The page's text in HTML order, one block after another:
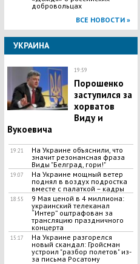
добровольцах
ВСЕ НОВОСТИ »
УКРАИНА
19:59
Порошенко
заступился за
хорватов
Виду и
Вукоевича
19:21
На Украине объяснили, что
значит резонансная фраза
Виды "Белград, гори!"
19:07
На Украине мощный ветер
поднял в воздух подростка
вместе с палаткой – кадры
18:55
​9 Мая ценой в 4 миллиона:
украинский телеканал
“Интер” оштрафован за
трансляцию праздничного
концерта
15:17
На Украине разгорелся
новый скандал: Гройсман
устроил "разбор полетов" из-
за письма Росатому